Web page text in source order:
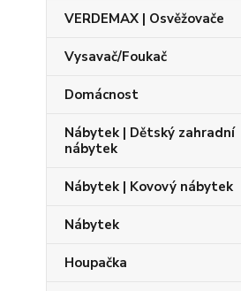
VERDEMAX | Osvěžovače
Vysavač/Foukač
Domácnost
Nábytek | Dětský zahradní
nábytek
Nábytek | Kovový nábytek
Nábytek
Houpačka